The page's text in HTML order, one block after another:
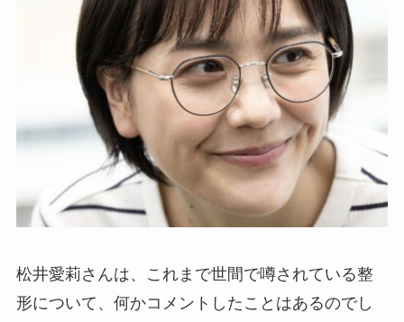
松井愛莉さんは、これまで世間で噂されている整
形について、何かコメントしたことはあるのでし